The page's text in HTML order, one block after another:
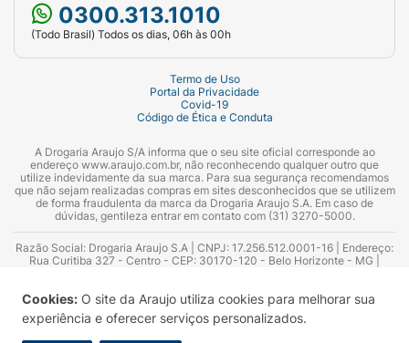
Cookies: O site da Araujo utiliza cookies para melhorar sua
experiência e oferecer serviços personalizados.
0300.313.1010
(Todo Brasil) Todos os dias, 06h às 00h
Termo de Uso
Portal da Privacidade
Covid-19
Código de Ética e Conduta
A Drogaria Araujo S/A informa que o seu site oficial corresponde ao
endereço www.araujo.com.br, não reconhecendo qualquer outro que
utilize indevidamente da sua marca. Para sua segurança recomendamos
que não sejam realizadas compras em sites desconhecidos que se utilizem
de forma fraudulenta da marca da Drogaria Araujo S.A. Em caso de
dúvidas, gentileza entrar em contato com (31) 3270-5000.
Razão Social: Drogaria Araujo S.A | CNPJ: 17.256.512.0001-16 | Endereço:
Rua Curitiba 327 - Centro - CEP: 30170-120 - Belo Horizonte - MG |
Azevedo Guimarães – CRF 10.965 | Yasmin Silva Alvarenga – CRF 52.584 -
Consultor substituto: Thiago Aguiar Pinheiro - CRF Nº 13.748. Alvará
Sanitário: 2025020713 | Autorização de Funcionamento da Empresa (AFE):